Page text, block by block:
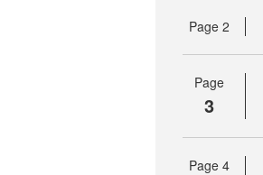
Page 2
Page
3
Page 4